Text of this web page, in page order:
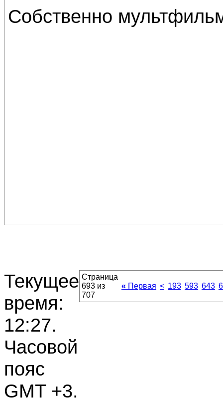
Собственно
Текущее
время:
12:27.
Часовой
пояс
GMT +3.
Страница
693 из
707
« Первая < 193 593 643